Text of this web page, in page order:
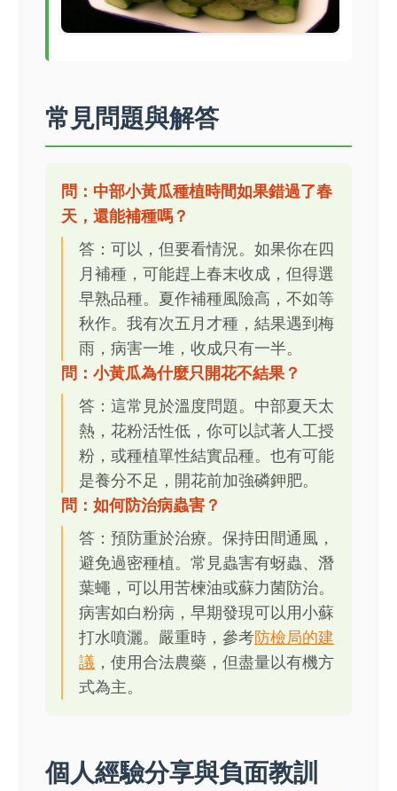
常見問題與解答
問：中部小黃瓜種植時間如果錯過了春
天，還能補種嗎？
答：可以，但要看情況。如果你在四
月補種，可能趕上春末收成，但得選
早熟品種。夏作補種風險高，不如等
秋作。我有次五月才種，結果遇到梅
雨，病害一堆，收成只有一半。
問：小黃瓜為什麼只開花不結果？
答：這常見於溫度問題。中部夏天太
熱，花粉活性低，你可以試著人工授
粉，或種植單性結實品種。也有可能
是養分不足，開花前加強磷鉀肥。
問：如何防治病蟲害？
答：預防重於治療。保持田間通風，
避免過密種植。常見蟲害有蚜蟲、潛
葉蠅，可以用苦楝油或蘇力菌防治。
病害如白粉病，早期發現可以用小蘇
打水噴灑。嚴重時，參考防檢局的建
議 ，使用合法農藥，但盡量以有機方
式為主。
個人經驗分享與負面教訓